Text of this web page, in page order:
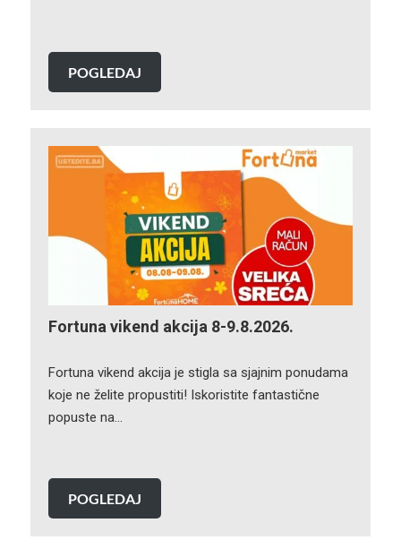
POGLEDAJ
Fortuna vikend akcija 8-9.8.2026.
Fortuna vikend akcija je stigla sa sjajnim ponudama
koje ne želite propustiti! Iskoristite fantastične
popuste na…
POGLEDAJ